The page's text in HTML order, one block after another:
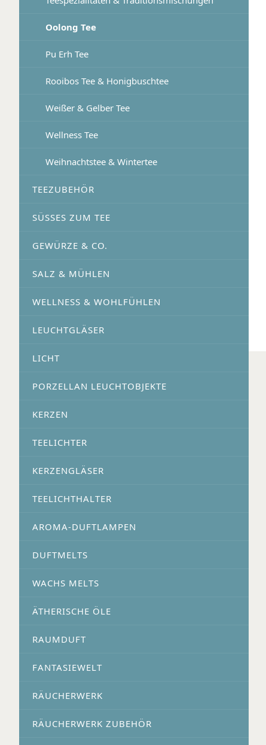
Oolong Tee
Pu Erh Tee
Rooibos Tee & Honigbuschtee
Weißer & Gelber Tee
Wellness Tee
Weihnachtstee & Wintertee
TEEZUBEHÖR
SÜSSES ZUM TEE
GEWÜRZE & CO.
SALZ & MÜHLEN
WELLNESS & WOHLFÜHLEN
LEUCHTGLÄSER
LICHT
PORZELLAN LEUCHTOBJEKTE
KERZEN
TEELICHTER
KERZENGLÄSER
TEELICHTHALTER
AROMA-DUFTLAMPEN
DUFTMELTS
WACHS MELTS
ÄTHERISCHE ÖLE
RAUMDUFT
FANTASIEWELT
RÄUCHERWERK
RÄUCHERWERK ZUBEHÖR